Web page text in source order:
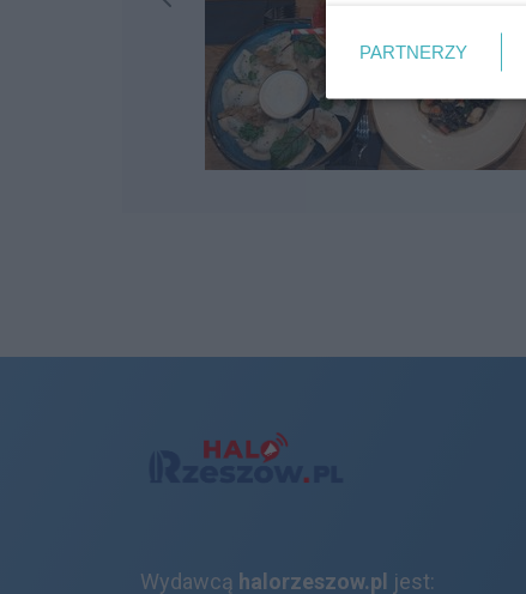
Wydawcą halorzeszow.pl jest:
PARTNERZY